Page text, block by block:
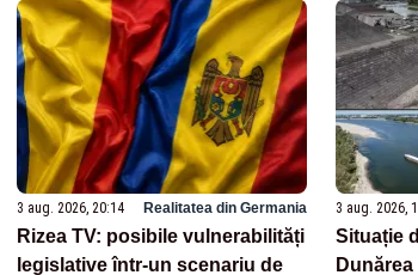
3 aug. 2026, 20:14 Realitatea din Germania
Rizea TV: posibile vulnerabilități
legislative într-un scenariu de
3 aug. 2026,
Situație